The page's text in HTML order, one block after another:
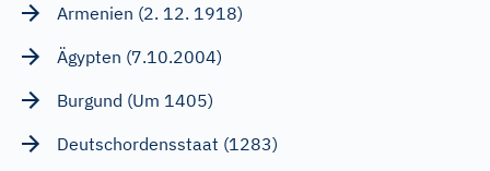
Armenien (2. 12. 1918)
Ägypten (7.10.2004)
Burgund (Um 1405)
Deutschordensstaat (1283)